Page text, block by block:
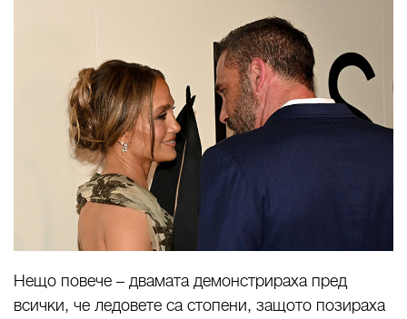
Нещо повече – двамата демонстрираха пред
всички, че ледовете са стопени, защото позираха